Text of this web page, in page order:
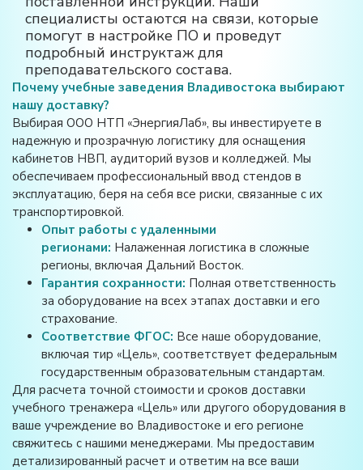
специалисты остаются на связи, которые
помогут в настройке ПО и проведут
подробный инструктаж для
преподавательского состава.
Почему учебные заведения Владивостока выбирают
нашу доставку?
Выбирая ООО НТП «ЭнергияЛаб», вы инвестируете в
надежную и прозрачную логистику для оснащения
кабинетов НВП, аудиторий вузов и колледжей. Мы
обеспечиваем профессиональный ввод стендов в
эксплуатацию, беря на себя все риски, связанные с их
транспортировкой.
Опыт работы с удаленными
регионами: Налаженная логистика в сложные
регионы, включая Дальний Восток.
Гарантия сохранности: Полная ответственность
за оборудование на всех этапах доставки и его
страхование.
Соответствие ФГОС: Все наше оборудование,
включая тир «Цель», соответствует федеральным
государственным образовательным стандартам.
Для расчета точной стоимости и сроков доставки
учебного тренажера «Цель» или другого оборудования в
ваше учреждение во Владивостоке и его регионе
свяжитесь с нашими менеджерами. Мы предоставим
детализированный расчет и ответим на все ваши